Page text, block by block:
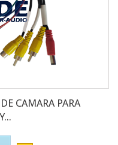
CAMARA PARA